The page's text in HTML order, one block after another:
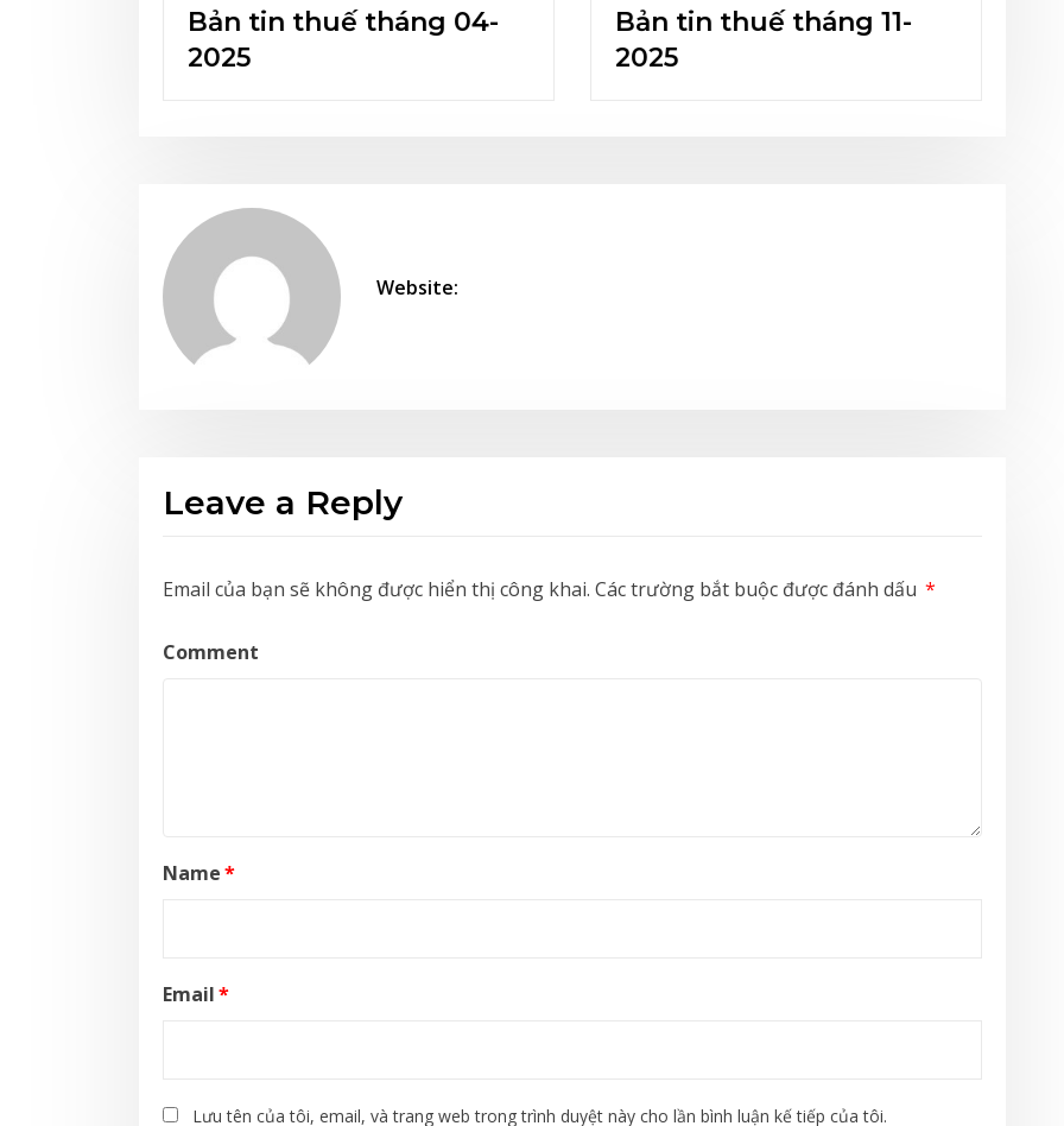
Bản tin thuế tháng 11-
Bản tin thuế tháng 09-
Website:
Leave a Reply
Email của bạn sẽ không được hiển thị công khai. Các trường bắt buộc được đánh dấu *
Comment
Name*
Email*
Lưu tên của tôi, email, và trang web trong trình duyệt này cho lần bình luận kế tiếp của tôi.